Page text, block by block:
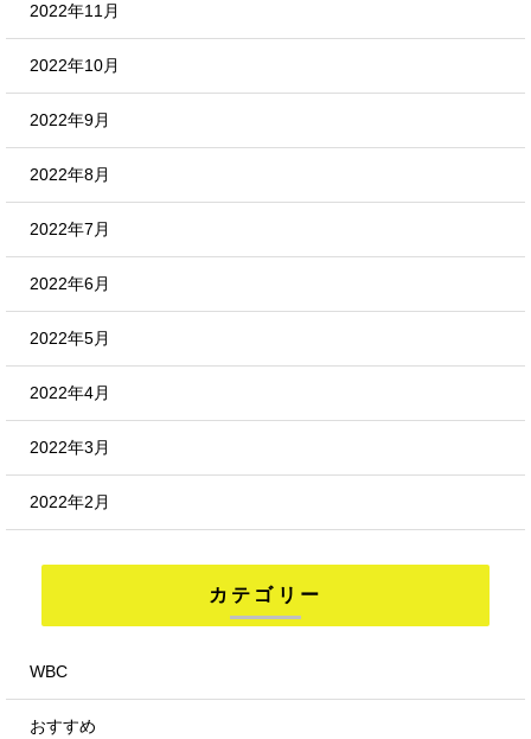
2022年11月
2022年10月
2022年9月
2022年8月
2022年7月
2022年6月
2022年5月
2022年4月
2022年3月
2022年2月
カテゴリー
WBC
おすすめ